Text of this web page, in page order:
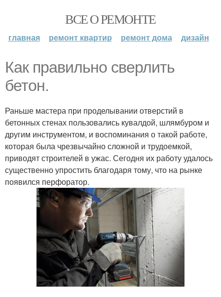
ВСЕ О РЕМОНТЕ
главная ремонт квартир ремонт дома дизайн
Как правильно сверлить
бетон.
Раньше мастера при проделывании отверстий в
бетонных стенах пользовались кувалдой, шлямбуром и
другим инструментом, и воспоминания о такой работе,
которая была чрезвычайно сложной и трудоемкой,
приводят строителей в ужас. Сегодня их работу удалось
существенно упростить благодаря тому, что на рынке
появился перфоратор.